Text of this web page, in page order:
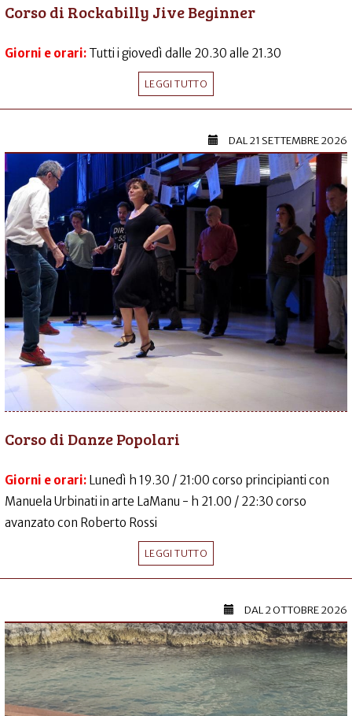
Corso di Rockabilly Jive Beginner
Giorni e orari: Tutti i giovedì dalle 20.30 alle 21.30
LEGGI TUTTO
DAL21 SETTEMBRE 2026
Corso di Danze Popolari
Giorni e orari: Lunedì h 19.30 / 21:00 corso principianti con
Manuela Urbinati in arte LaManu - h 21.00 / 22:30 corso
avanzato con Roberto Rossi
LEGGI TUTTO
DAL2 OTTOBRE 2026